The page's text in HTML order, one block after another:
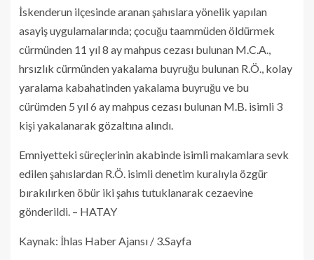
İskenderun ilçesinde aranan şahıslara yönelik yapılan
asayiş uygulamalarında; çocuğu taammüden öldürmek
cürmünden 11 yıl 8 ay mahpus cezası bulunan M.C.A.,
hrsızlık cürmünden yakalama buyruğu bulunan R.Ö., kolay
yaralama kabahatinden yakalama buyruğu ve bu
cürümden 5 yıl 6 ay mahpus cezası bulunan M.B. isimli 3
kişi yakalanarak gözaltına alındı.
Emniyetteki süreçlerinin akabinde isimli makamlara sevk
edilen şahıslardan R.Ö. isimli denetim kuralıyla özgür
bırakılırken öbür iki şahıs tutuklanarak cezaevine
gönderildi. – HATAY
Kaynak: İhlas Haber Ajansı / 3.Sayfa